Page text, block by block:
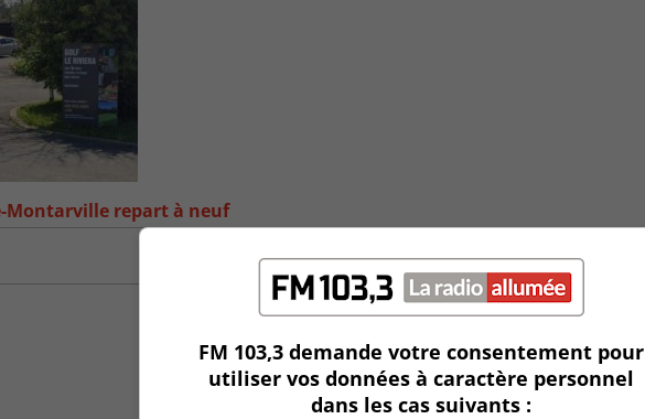
Montarville repart à neuf
FM 103,3 demande votre consentement pour
utiliser vos données à caractère personnel
dans les cas suivants :